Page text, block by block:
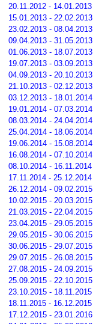
20.11.2012 - 14.01.2013
15.01.2013 - 22.02.2013
23.02.2013 - 08.04.2013
09.04.2013 - 31.05.2013
01.06.2013 - 18.07.2013
19.07.2013 - 03.09.2013
04.09.2013 - 20.10.2013
21.10.2013 - 02.12.2013
03.12.2013 - 18.01.2014
19.01.2014 - 07.03.2014
08.03.2014 - 24.04.2014
25.04.2014 - 18.06.2014
19.06.2014 - 15.08.2014
16.08.2014 - 07.10.2014
08.10.2014 - 16.11.2014
17.11.2014 - 25.12.2014
26.12.2014 - 09.02.2015
10.02.2015 - 20.03.2015
21.03.2015 - 22.04.2015
23.04.2015 - 29.05.2015
29.05.2015 - 30.06.2015
30.06.2015 - 29.07.2015
29.07.2015 - 26.08.2015
27.08.2015 - 24.09.2015
25.09.2015 - 22.10.2015
23.10.2015 - 18.11.2015
18.11.2015 - 16.12.2015
17.12.2015 - 23.01.2016